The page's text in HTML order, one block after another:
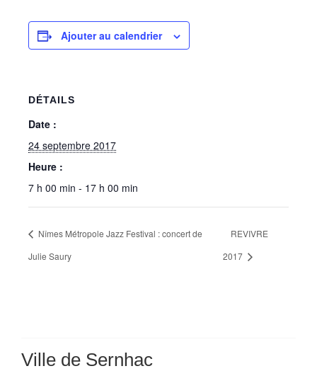
Ajouter au calendrier
DÉTAILS
Date :
24 septembre 2017
Heure :
7 h 00 min - 17 h 00 min
Nîmes Métropole Jazz Festival : concert de
Julie Saury
REVIVRE
2017
Ville de Sernhac